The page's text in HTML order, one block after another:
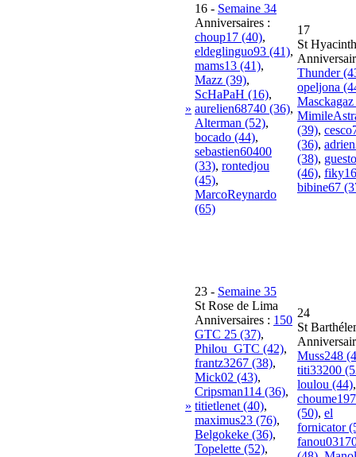
»
16 - Semaine 34
Anniversaires :
choup17 (40),
eldeglinguo93 (41),
mams13 (41),
Mazz (39),
ScHaPaH (16),
aurelien68740 (36),
Alterman (52),
bocado (44),
sebastien60400
(33), rontedjou
(45),
MarcoReynardo
(65)
17
St
Thunder
opeljona
(39),
(36),
(38),
(46),
bibine67
»
23 - Semaine 35
St Rose de Lima
Anniversaires : 150
GTC 25 (37),
Philou_GTC (42),
frantz3267 (38),
Mick02 (43),
Cripsman114 (36),
titietlenet (40),
maximus23 (76),
Belgokeke (36),
Topelette (52),
24
St
Muss248
titi33200
loulou (44),
(50), el
fornicator